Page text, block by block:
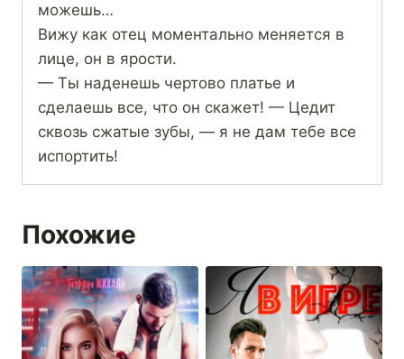
можешь…
Вижу как отец моментально меняется в
лице, он в ярости.
— Ты наденешь чертово платье и
сделаешь все, что он скажет! — Цедит
сквозь сжатые зубы, — я не дам тебе все
испортить!
Похожие